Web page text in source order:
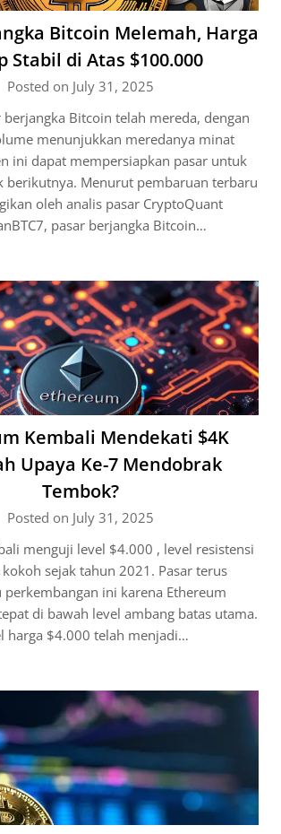
Bitcoin Melemah, Harga
Stabil di Atas $100.000
Posted on July 31, 2025
Bitcoin telah mereda, dengan
menunjukkan meredanya minat
ini dapat mempersiapkan pasar untuk
berikutnya. Menurut pembaruan terbaru
oleh analis pasar CryptoQuant
pasar berjangka Bitcoin…
Kembali Mendekati $4K
Upaya Ke-7 Mendobrak
Tembok?
Posted on July 31, 2025
menguji level $4.000 , level resistensi
sejak tahun 2021. Pasar terus
perkembangan ini karena Ethereum
di bawah level ambang batas utama.
harga $4.000 telah menjadi…